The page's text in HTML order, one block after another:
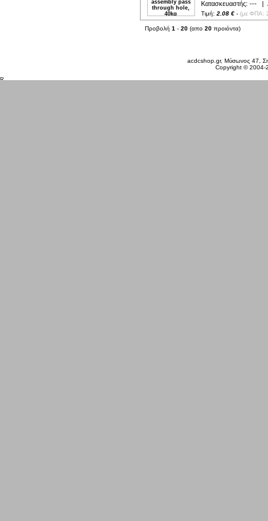
Κατασκευαστής: --- |
Τιμή: 2.08 € - (με ΦΠΑ:
Προβολή 1 - 20 (απο 20 προιόντα)
acdcshop.gr, Μύσωνος 47,
Copyright ©